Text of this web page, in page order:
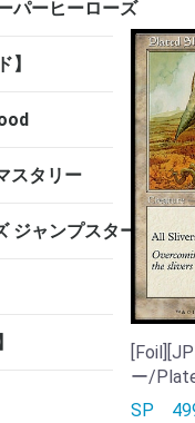
パーヒーローズ
】
スタリー
ジャンプスタート
ー/
SP